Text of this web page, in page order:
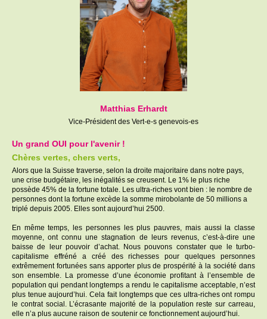
Matthias Erhardt
Vice-Président des Vert-e-s genevois-es
Un grand OUI pour l'avenir !
Chères vertes, chers verts,
Alors que la Suisse traverse, selon la droite majoritaire dans notre pays,
une crise budgétaire, les inégalités se creusent. Le 1% le plus riche
possède 45% de la fortune totale. Les ultra-riches vont bien : le nombre de
personnes dont la fortune excède la somme mirobolante de 50 millions a
triplé depuis 2005. Elles sont aujourd’hui 2500.
En même temps, les personnes les plus pauvres, mais aussi la classe
moyenne, ont connu une stagnation de leurs revenus, c’est-à-dire une
baisse de leur pouvoir d’achat. Nous pouvons constater que le turbo-
capitalisme effréné a créé des richesses pour quelques personnes
extrêmement fortunées sans apporter plus de prospérité à la société dans
son ensemble. La promesse d’une économie profitant à l’ensemble de
population qui pendant longtemps a rendu le capitalisme acceptable, n’est
plus tenue aujourd’hui. Cela fait longtemps que ces ultra-riches ont rompu
le contrat social. L’écrasante majorité de la population reste sur carreau,
elle n’a plus aucune raison de soutenir ce fonctionnement aujourd’hui.